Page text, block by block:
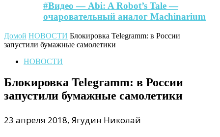
#Видео — Abi: A Robot’s Tale —
очаровательный аналог Machinarium
Домой НОВОСТИ Блокировка Telegramm: в России
запустили бумажные самолетики
НОВОСТИ
Блокировка Telegramm: в России
запустили бумажные самолетики
23 апреля 2018, Ягудин Николай